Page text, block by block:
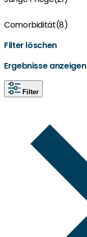
Comorbidität(8)
Filter löschen
Ergebnisse anzeigen
Filter